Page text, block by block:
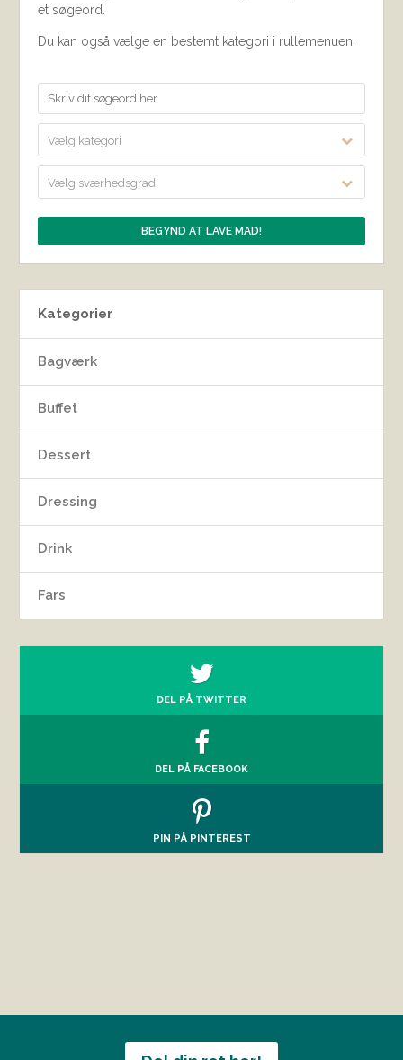
et søgeord.
Du kan også vælge en bestemt kategori i rullemenuen.
Vælg kategori
Vælg sværhedsgrad
Kategorier
Bagværk
Buffet
Dessert
Dressing
Drink
Fars
DEL PÅ TWITTER
DEL PÅ FACEBOOK
PIN PÅ PINTEREST